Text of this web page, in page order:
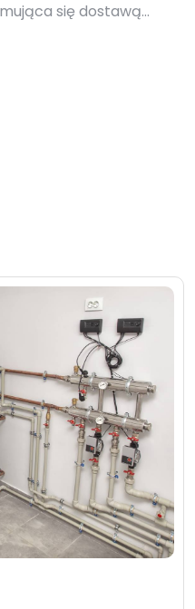
się dostawą…